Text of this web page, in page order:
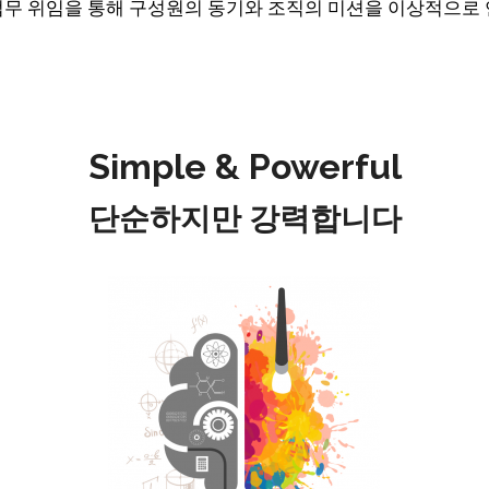
위임을 통해 구성원의 동기와 조직의 미션을 이상적으로
Simple & Powerful
단순하지만 강력합니다